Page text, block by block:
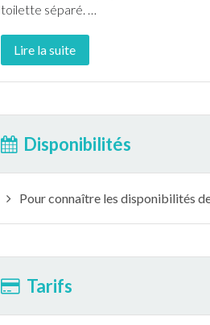
toilette séparé. …
Lire la suite
Disponibilités
Pour connaître les disponibilités
Tarifs